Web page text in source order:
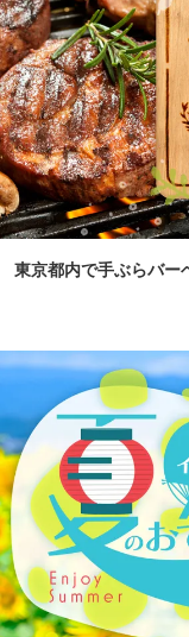
東京都内で手ぶらバ